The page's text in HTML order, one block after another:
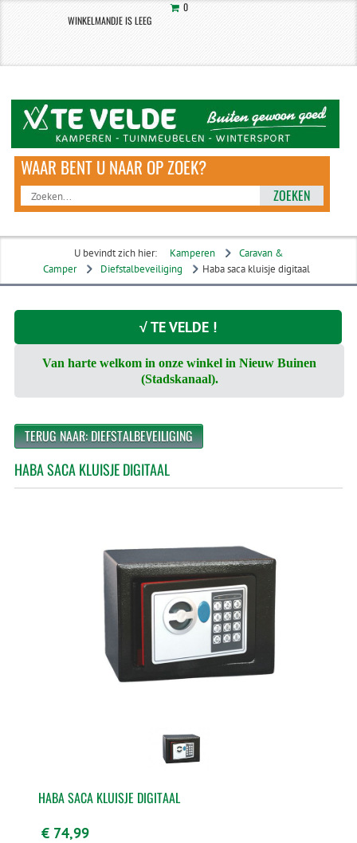
0
WINKELMANDJE IS LEEG
ZOEKEN
U bevindt zich hier: Kamperen
Caravan &
Camper
Diefstalbeveiliging Haba saca kluisje digitaal
√ TE VELDE !
Van harte welkom in onze winkel in Nieuw Buinen
(Stadskanaal).
TERUG NAAR: DIEFSTALBEVEILIGING
HABA SACA KLUISJE DIGITAAL
HABA SACA KLUISJE DIGITAAL
€ 74,99